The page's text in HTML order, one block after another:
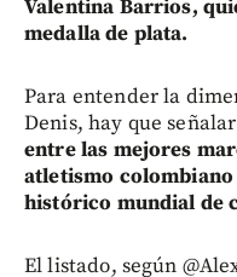
Valentina Barrios,
medalla de plata.
Para entender la
Denis, hay que
entre las mejores
atletismo
histórico mundial de
El listado, según